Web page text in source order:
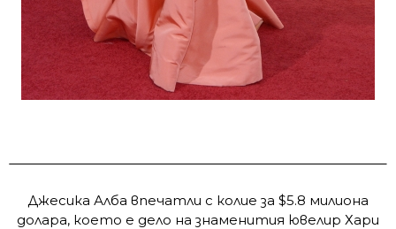
Джесика Алба впечатли с колие за $5.8 милиона
долара, което е дело на знаменития ювелир Хари